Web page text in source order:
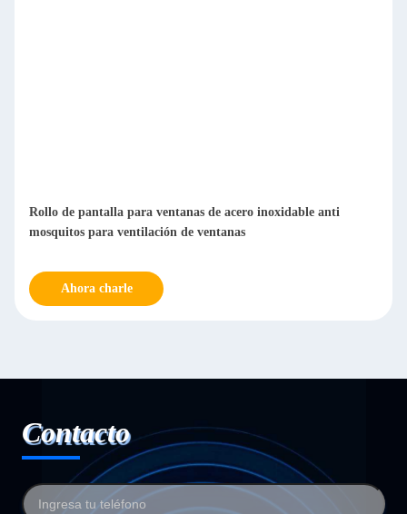
Rollo de pantalla para ventanas de acero inoxidable anti
mosquitos para ventilación de ventanas
Ahora charle
Contacto